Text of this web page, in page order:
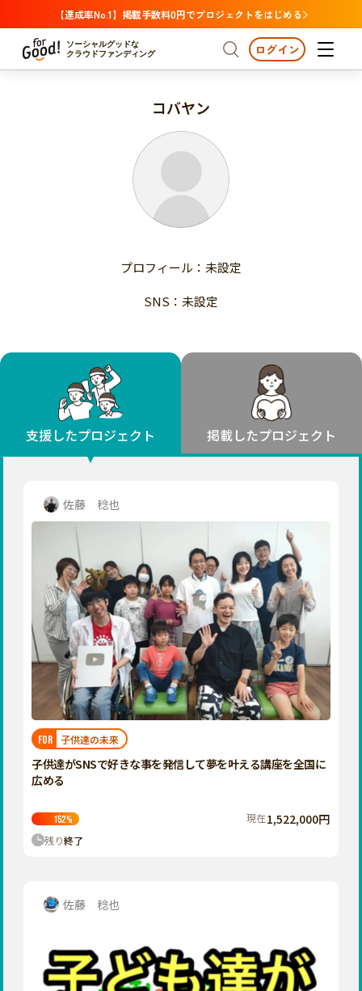
【達成率No.1】掲載手数料0円でプロジェクトをはじめる
ソーシャルグッドな
クラウドファンディング
プロジェクトからさがす 注目
支援金額が多い
支援人数が多い
終了日が近い
国際協力
子ども・教育
フード・農業
文化
環境・エシカル
人権・マイノリティ
社会貢献
地域からさがす 北海道・東北
北海道
関東
茨城
栃木
群馬
千葉
神奈川
支援金額が多い
終了日が近い
カテゴリーからさがす
医療・福祉
子ども・教育
人権・マイノリティ
北海道 青森 岩手 宮城
秋田
福島
茨城 栃木 群馬
千葉
東京
神奈川
新潟 富山
長野
岐阜 静岡 愛知
滋賀 京都 大阪
兵庫
奈良
和歌山
中国
鳥取 島根 岡山 広島
四国
徳島 香川 愛媛 高知
九州・沖縄
福岡 佐賀 長崎
宮崎
鹿児島 沖縄
ログイン
コバヤン
プロフィール：未設定
SNS：未設定
支援したプロジェクト 掲載したプロジェクト
佐藤 稔也
FOR 子供達の未来
子供達がSNSで好きな事を発信して夢を叶える講座を全国に
広める
152% 現在1,522,000円
残り終了
佐藤 稔也